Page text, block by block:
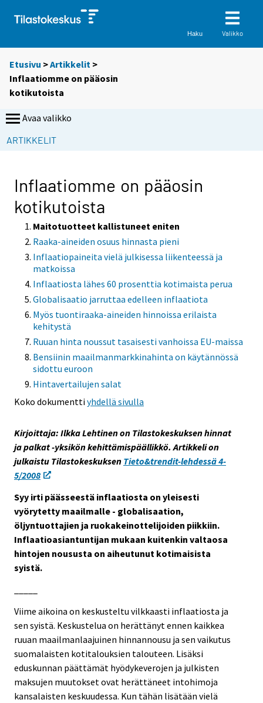
Haku Valikko
Etusivu >Artikkelit >
Inflaatiomme on pääosin
kotikutoista
Avaa valikko
ARTIKKELIT
Inflaatiomme on pääosin
kotikutoista
Maitotuotteet kallistuneet eniten
Raaka-aineiden osuus hinnasta pieni
Inflaatiopaineita vielä julkisessa liikenteessä ja
matkoissa
Inflaatiosta lähes 60 prosenttia kotimaista perua
Globalisaatio jarruttaa edelleen inflaatiota
Myös tuontiraaka-aineiden hinnoissa erilaista
kehitystä
Ruuan hinta noussut tasaisesti vanhoissa EU-maissa
Bensiinin maailmanmarkkinahinta on käytännössä
sidottu euroon
Hintavertailujen salat
Koko dokumenttiyhdellä sivulla
Kirjoittaja: Ilkka Lehtinen on Tilastokeskuksen hinnat
ja palkat -yksikön kehittämispäällikkö. Artikkeli on
julkaistu Tilastokeskuksen Tieto&trendit-lehdessä 4-
5/2008
Syy irti päässeestä inflaatiosta on yleisesti
vyörytetty maailmalle - globalisaation,
öljyntuottajien ja ruokakeinottelijoiden piikkiin.
Inflaatioasiantuntijan mukaan kuitenkin valtaosa
hintojen noususta on aiheutunut kotimaisista
syistä.
Viime aikoina on keskusteltu vilkkaasti inflaatiosta ja
sen syistä. Keskustelua on herättänyt ennen kaikkea
ruuan maailmanlaajuinen hinnannousu ja sen vaikutus
suomalaisten kotitalouksien talouteen. Lisäksi
eduskunnan päättämät hyödykeverojen ja julkisten
maksujen muutokset ovat herättäneet intohimoja
kansalaisten keskuudessa. Kun tähän lisätään vielä